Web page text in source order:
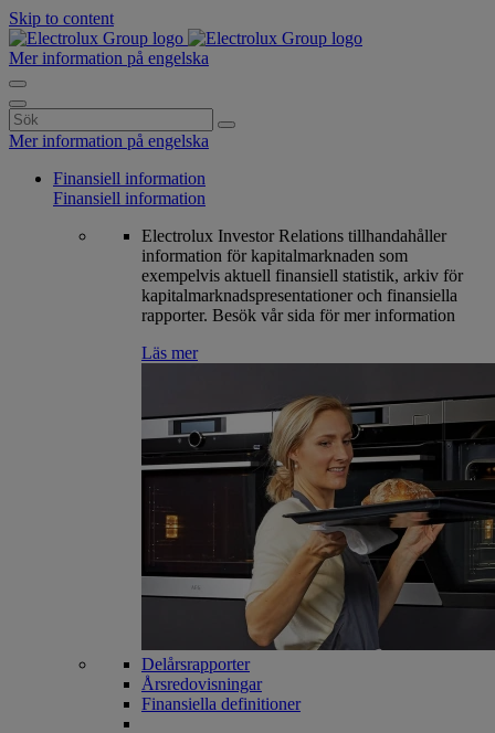
Skip to content
Mer information på engelska
Search
for:
Mer information på engelska
Finansiell information
Finansiell information
Electrolux Investor Relations tillhandahåller
information för kapitalmarknaden som
exempelvis aktuell finansiell statistik, arkiv för
kapitalmarknadspresentationer och finansiella
rapporter. Besök vår sida för mer information
Läs mer
Delårsrapporter
Årsredovisningar
Finansiella definitioner